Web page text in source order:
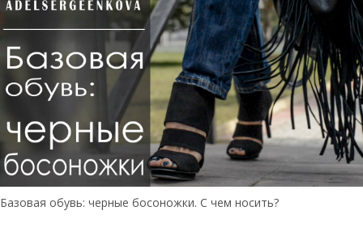
Базовая обувь: черные босоножки. С чем носить?